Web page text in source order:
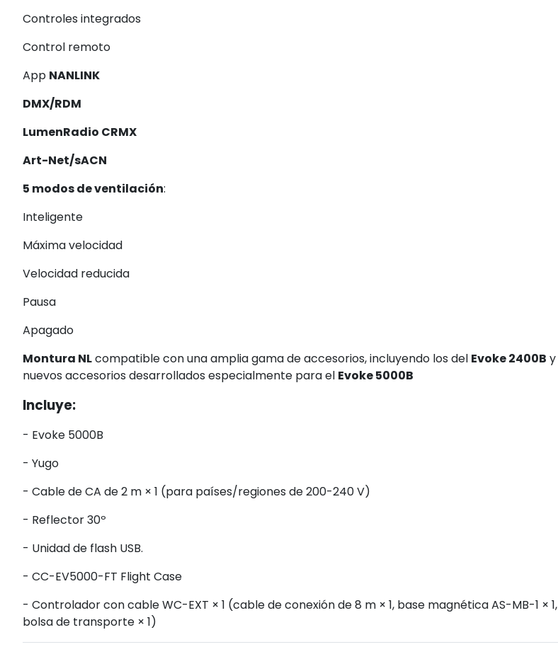
Controles integrados
Control remoto
App NANLINK
DMX/RDM
LumenRadio CRMX
Art-Net/sACN
5 modos de ventilación:
Inteligente
Máxima velocidad
Velocidad reducida
Pausa
Apagado
Montura NLcompatible con una amplia gama de accesorios, incluyendo los del Evoke 2400B y
nuevos accesorios desarrollados especialmente para el Evoke 5000B
Incluye:
- Evoke 5000B
- Yugo
- Cable de CA de 2 m × 1 (para países/regiones de 200-240 V)
- Reflector 30º
- Unidad de flash USB.
- CC-EV5000-FT Flight Case
- Controlador con cable WC-EXT × 1 (cable de conexión de 8 m × 1, base magnética AS-MB-1 × 1,
bolsa de transporte × 1)